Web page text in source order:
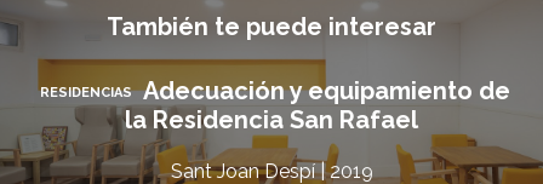
También te puede interesar
RESIDENCIAS Adecuación y equipamiento de
la Residencia San Rafael
Sant Joan Despí | 2019